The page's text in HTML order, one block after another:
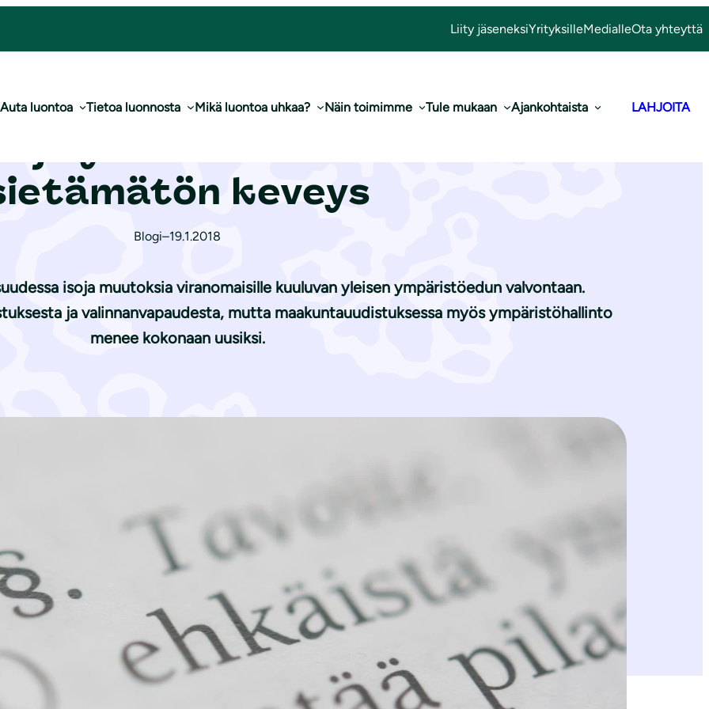
Liity jäseneksiYrityksilleMedialleOta yhteyttä
Auta luontoa Tietoa luonnosta Mikä luontoa uhkaa? Näin toimimme Tule mukaan Ajankohtaista LAHJOITA
sietämätön keveys
keveys
Blogi–19.1.2018
isoja muutoksia viranomaisille kuuluvan yleisen ympäristöedun valvontaan.
ja valinnanvapaudesta, mutta maakuntauudistuksessa myös ympäristöhallinto
menee kokonaan uusiksi.